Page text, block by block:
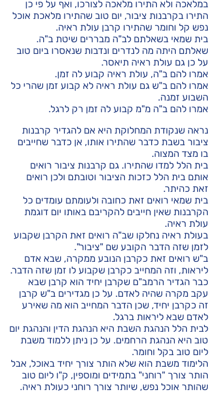
במלאכה ולא התירו מלאכה לצורכו, ואף על פי כן
התירו בקרבנות ציבור, יום טוב שהתירו מלאכת אוכל
נפש קל וחומר שהתירו קרבן עולת ראיה.
בית שמאי בשאלתם לב"ה מבררים שיטת ב"ה.
שאלתם היתה מה לנדרים ונדבות שנאסרו ביום טוב
על כן גם עולת ראיה תיאסר.
אמרו להם ב"ה, עולת ראיה קבוע לה זמן.
אמרו להם ב"ש גם עולת ראיה לא קבוע זמן שהרי כל
השבוע זמנה.
אמרו להם ב"ה מ"מ קבוע לה זמן רק לרגל.
נראה שנקודת המחלוקת היא אם להגדיר קרבנות
ציבור בשבת כדבר שהתירו אותו, אן כדבר שחייבים
בו מצד המצוה.
בית הלל למדו שהתירו. גם קרבנות ציבור רואים
אותם בית הלל כזכות הציבור וטובתם ולכן רואים
זאת כהיתר.
בית שמאי רואים זאת כחובה ולעומתם עומדים כל
הקרבנות שאין חייבים להקריבם באותו יום דוגמת
עולת ראיה.
בעולת ראיה נחלקו שב"ה רואים זאת הקרבן שקבוע
לזמן שזה הדבר הקובע שם "ציבור".
ב"ש רואים זאת כקרבן הנובע ממקרה, שבא אדם
ליראות, וזה המחייב כקרבן שקבוע לו זמן שזה הדבר.
כבר הגדיר הרמב"ם שקרבן יחיד הוא קרבן שבא
עקב מקרה שהיה לאדם. על כן מגדירים ב"ש קרבן
זה כקרבן יחיד, שכן הדבר המחייב הוא מה שאירע
לאדם שבא ליראות ברגל.
לבית הלל הנהגת השבת היא הנהגת הדין והנהגת יום
טוב היא הנהגת הרחמים. על כן ניתן ללמוד משבת
ליום טוב בקל וחומר.
הלימוד משבת הוא שלא הותר צורך יחיד באוכל, אבל
הותר צורך "רוחני" בתמידים ומוספין, ק"ו ליום טוב
שהותר אוכל נפש, שיותר צורך רוחני כעולת ראיה.